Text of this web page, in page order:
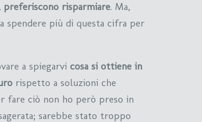
risparmiare. Ma,
spendere più di questa cifra per
a spiegarvi cosa si ottiene in
rispetto a soluzioni che
fare ciò non ho però preso in
sarebbe stato troppo